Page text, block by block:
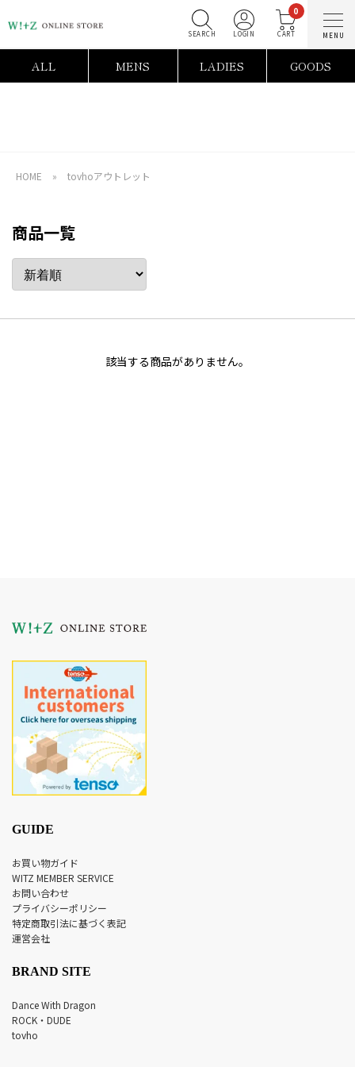
0
ALL MENS LADIES GOODS
HOME » tovhoアウトレット
商品一覧
該当する商品がありません。
GUIDE
お買い物ガイド
WITZ MEMBER SERVICE
お問い合わせ
プライバシーポリシー
特定商取引法に基づく表記
運営会社
BRAND SITE
Dance With Dragon
ROCK・DUDE
tovho